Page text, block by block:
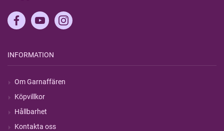
INFORMATION
Om Garnaffären
Köpvillkor
Hållbarhet
Kontakta oss